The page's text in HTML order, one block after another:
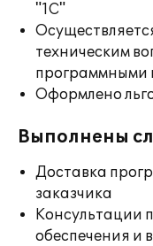
"1С"
техническим
программными
Оформлено
Выполнены
Доставка
заказчика
Консультации
обеспечения и